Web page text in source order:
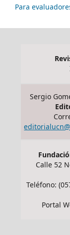
Para
Sergio
Calle 52
Teléfono:
Portal